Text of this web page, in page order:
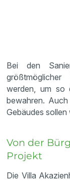
Bei den
werden, um so
bewahren.
Gebäudes sollen
Von der
Projekt
Die Villa